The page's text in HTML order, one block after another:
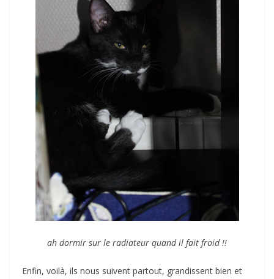
ah dormir sur le radiateur quand il fait froid !!
Enfin, voilà, ils nous suivent partout, grandissent bien et